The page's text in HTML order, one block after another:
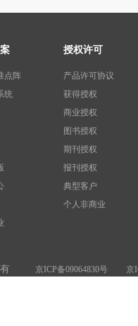
点阵
统
授权许可
产品许可协议
获得授权
商业授权
图书授权
期刊授权
报刊授权
典型客户
个人非商业
所有 京ICP备09064830号 京